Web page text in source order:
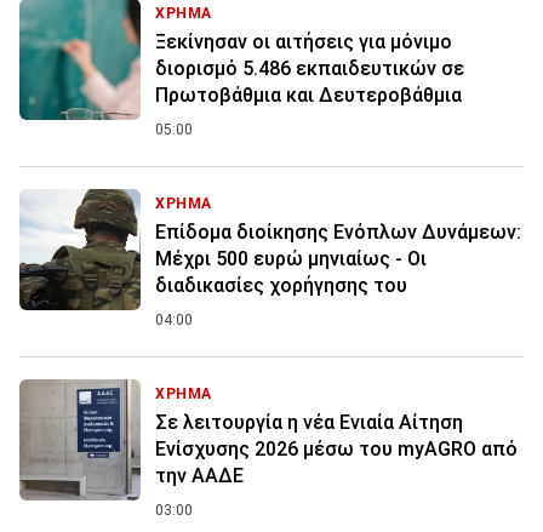
ΧΡΗΜΑ
Ξεκίνησαν οι αιτήσεις για μόνιμο
διορισμό 5.486 εκπαιδευτικών σε
Πρωτοβάθμια και Δευτεροβάθμια
05:00
ΧΡΗΜΑ
Επίδομα διοίκησης Ενόπλων Δυνάμεων:
Μέχρι 500 ευρώ μηνιαίως - Οι
διαδικασίες χορήγησης του
04:00
ΧΡΗΜΑ
Σε λειτουργία η νέα Ενιαία Αίτηση
Ενίσχυσης 2026 μέσω του myAGRO από
την ΑΑΔΕ
03:00